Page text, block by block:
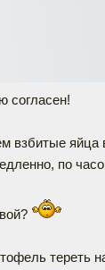
согласен!
взбитые яйца
по
тереть